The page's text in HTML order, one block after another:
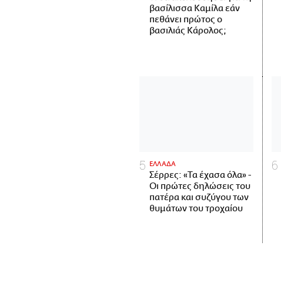
βασίλισσα Καμίλα εάν
πεθάνει πρώτος ο
βασιλιάς Κάρολος;
ΕΛΛΑΔΑ
Σέρρες: «Τα έχασα όλα» -
Οι πρώτες δηλώσεις του
πατέρα και συζύγου των
θυμάτων του τροχαίου